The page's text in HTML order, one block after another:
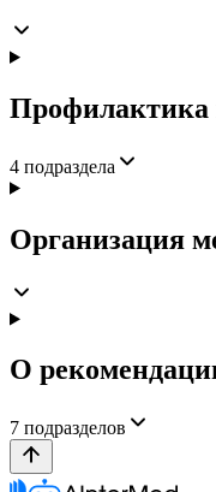
4 подраздела
Организация
О
7 подразделов